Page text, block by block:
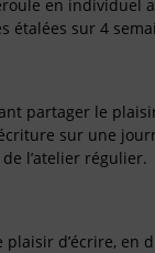
en individuel
étalées sur 4
partager le
sur une
l’atelier régulier.
d’écrire, en